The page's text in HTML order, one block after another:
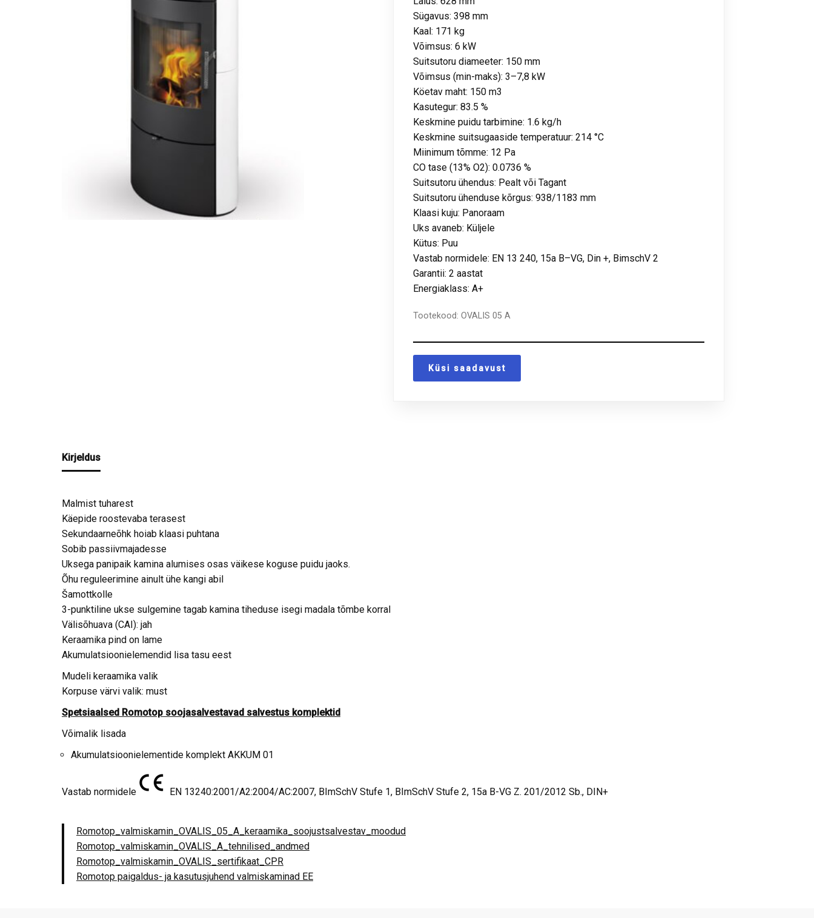
Sügavus: 398 mm
Kaal: 171 kg
Võimsus: 6 kW
Suitsutoru diameeter: 150 mm
Võimsus (min-maks): 3–7,8 kW
Köetav maht: 150 m3
Kasutegur: 83.5 %
Keskmine puidu tarbimine: 1.6 kg/h
Keskmine suitsugaaside temperatuur: 214 °C
Miinimum tõmme: 12 Pa
CO tase (13% O2): 0.0736 %
Suitsutoru ühendus: Pealt või Tagant
Suitsutoru ühenduse kõrgus: 938/1183 mm
Klaasi kuju: Panoraam
Uks avaneb: Küljele
Kütus: Puu
Vastab normidele: EN 13 240, 15a B–VG, Din +, BimschV 2
Garantii: 2 aastat
Energiaklass: A+
Tootekood:OVALIS 05 A
Küsi saadavust
Kirjeldus
Malmist tuharest
Käepide roostevaba terasest
Sekundaarneõhk hoiab klaasi puhtana
Sobib passiivmajadesse
Uksega panipaik kamina alumises osas väikese koguse puidu jaoks.
Õhu reguleerimine ainult ühe kangi abil
Šamottkolle
3-punktiline ukse sulgemine tagab kamina tiheduse isegi madala tõmbe korral
Välisõhuava (CAI): jah
Keraamika pind on lame
Akumulatsioonielemendid lisa tasu eest
Mudeli keraamika valik
Korpuse värvi valik: must
Spetsiaalsed Romotop soojasalvestavad salvestus komplektid
Võimalik lisada
Akumulatsioonielementide komplekt AKKUM 01
Vastab normidele EN 13240:2001/A2:2004/AC:2007, BImSchV Stufe 1, BImSchV Stufe 2, 15a B-VG Z. 201/2012 Sb., DIN+
Romotop_valmiskamin_OVALIS_05_A_keraamika_soojustsalvestav_moodud
Romotop_valmiskamin_OVALIS_A_tehnilised_andmed
Romotop_valmiskamin_OVALIS_sertifikaat_CPR
Romotop paigaldus- ja kasutusjuhend valmiskaminad EE